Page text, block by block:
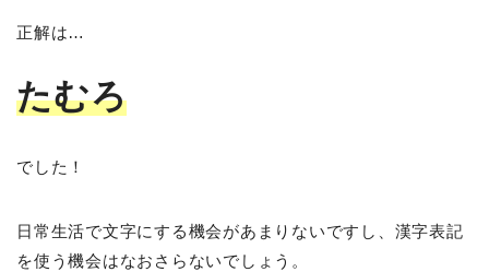
正解は…
たむろ
でした！
日常生活で文字にする機会があまりないですし、漢字表記
を使う機会はなおさらないでしょう。